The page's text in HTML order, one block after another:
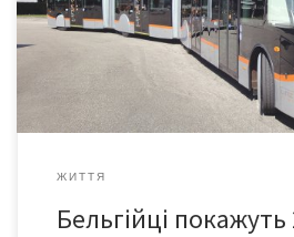
EXQUI.CITY. Електричний автобус
з’єднаних між собою частин, його
В салоні може поміститися до 180 […]
ЖИТТЯ
Бельгійці покажуть